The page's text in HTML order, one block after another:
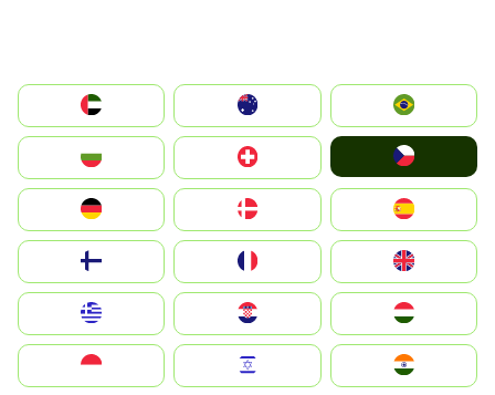
الإمارات العربية المتحدة
Switzerland
Deutschland
United Kingdom
Magyarország